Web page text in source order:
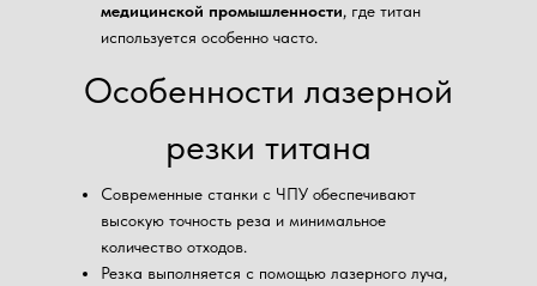
медицинской промышленности, где титан
используется особенно часто.
Особенности лазерной
резки титана
Современные станки с ЧПУ обеспечивают
высокую точность реза и минимальное
количество отходов.
Резка выполняется с помощью лазерного луча,